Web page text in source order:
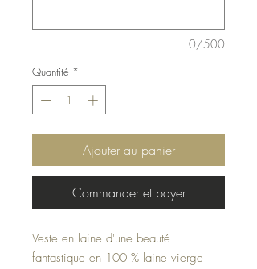
0/500
Quantité *
Ajouter au panier
Commander et payer
Veste en laine d'une beauté
fantastique en 100 % laine vierge